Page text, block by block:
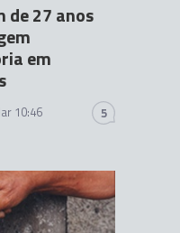
de 27 anos
em
10:46 5